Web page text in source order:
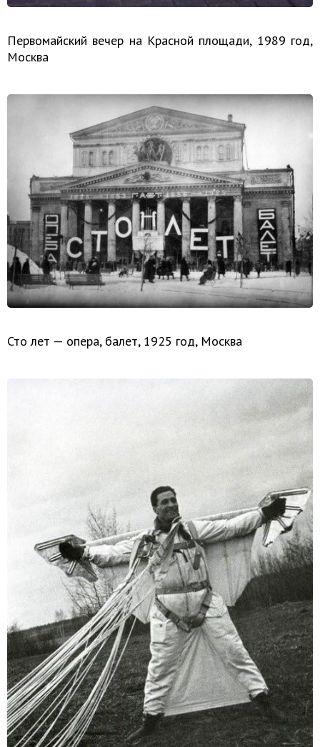
Первомайский вечер на Красной площади, 1989 год,
Москва
Сто лет — опера, балет, 1925 год, Москва